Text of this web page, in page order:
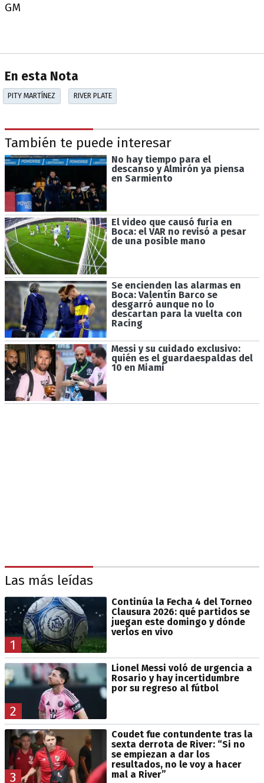
GM
En esta Nota
PITY MARTÍNEZ RIVER PLATE
También te puede interesar
No hay tiempo para el
descanso y Almirón ya piensa
en Sarmiento
El video que causó furia en
Boca: el VAR no revisó a pesar
de una posible mano
Se encienden las alarmas en
Boca: Valentín Barco se
desgarró aunque no lo
descartan para la vuelta con
Racing
Messi y su cuidado exclusivo:
quién es el guardaespaldas del
10 en Miami
Las más leídas
1
Continúa la Fecha 4 del Torneo
Clausura 2026: qué partidos se
juegan este domingo y dónde
verlos en vivo
2
Lionel Messi voló de urgencia a
Rosario y hay incertidumbre
por su regreso al fútbol
3
Coudet fue contundente tras la
sexta derrota de River: “Si no
se empiezan a dar los
resultados, no le voy a hacer
mal a River”